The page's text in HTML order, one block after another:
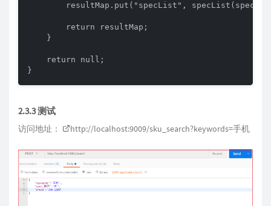
resultMap.put("specList",
        return resultMap;
    }
    return null;
}
2.3.3 测试
访问地址： http://localhost:9009/sku_search?keywords=手机